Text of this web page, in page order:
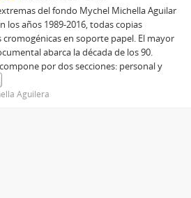
del fondo Mychel Michella Aguilar
los años 1989-2016, todas copias
en soporte papel. El mayor
abarca la década de los 90.
por dos secciones: personal y
Aguilera